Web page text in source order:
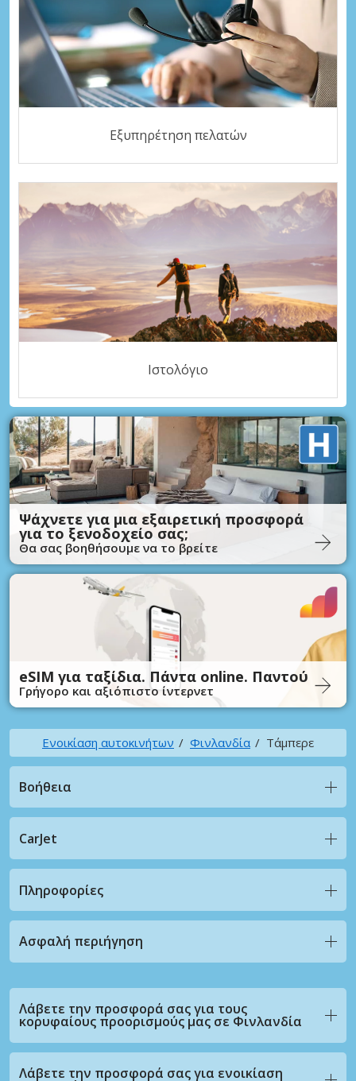
Εξυπηρέτηση πελατών
Ιστολόγιο
Ψάχνετε για μια εξαιρετική προσφορά
για το ξενοδοχείο σας;
Θα σας βοηθήσουμε να το βρείτε
eSIM για ταξίδια. Πάντα online. Παντού
Γρήγορο και αξιόπιστο ίντερνετ
Ενοικίαση αυτοκινήτων Φινλανδία Τάμπερε
Βοήθεια
CarJet
Πληροφορίες
Ασφαλή περιήγηση
Λάβετε την προσφορά σας για τους
κορυφαίους προορισμούς μας σε Φινλανδία
Λάβετε την προσφορά σας για ενοικίαση